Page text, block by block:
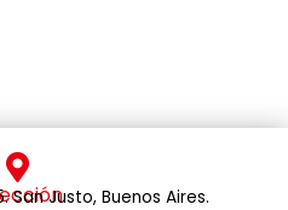
San Justo, Buenos Aires.